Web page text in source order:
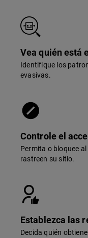
Vea quién está
Identifique los
evasivas.
Controle el
Permita o bloquee
rastreen su sitio.
Establezca las
Decida quién